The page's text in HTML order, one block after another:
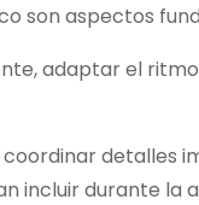
son aspectos
adaptar el
detalles
incluir durante la